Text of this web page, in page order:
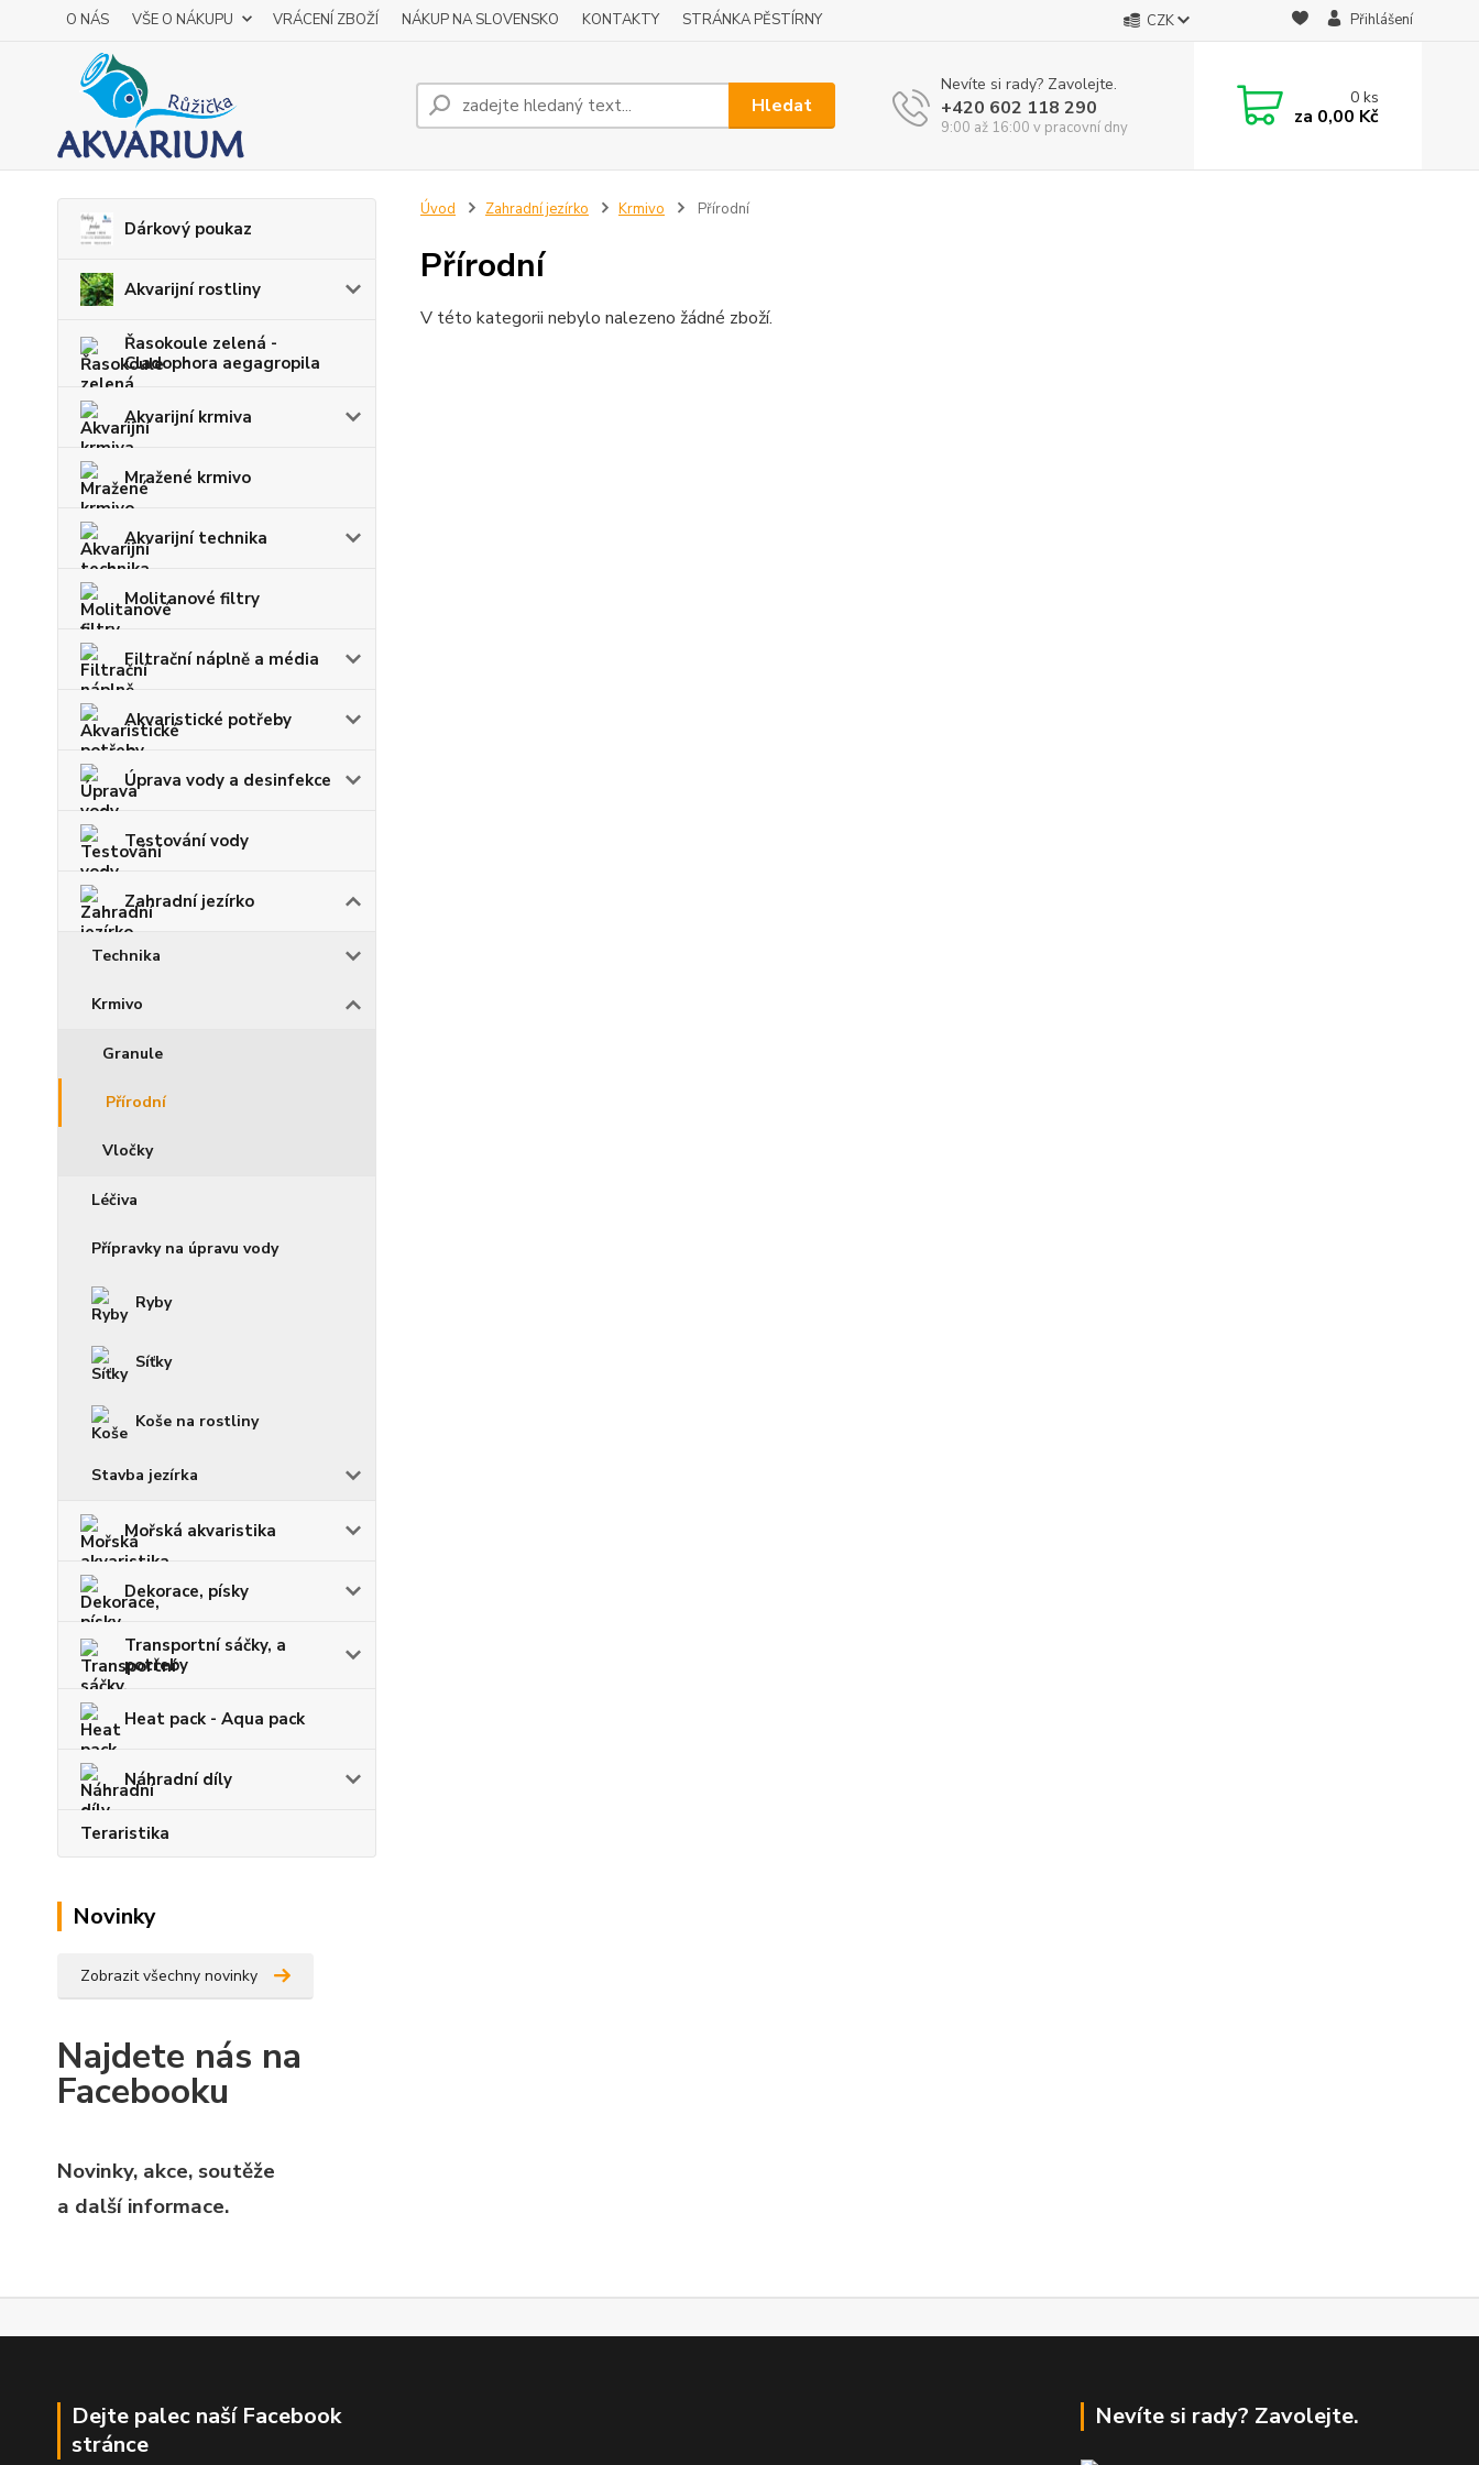
O NÁS VŠE O NÁKUPU VRÁCENÍ ZBOŽÍ NÁKUP NA SLOVENSKO KONTAKTY STRÁNKA PĚSTÍRNY CZK Přihlášení
Hledat
Nevíte si rady? Zavolejte.
+420 602 118 290
9:00 až 16:00 v pracovní dny
0ks
za 0,00 Kč
Dárkový poukaz
Akvarijní rostliny
Řasokoule zelená -
Cladophora aegagropila
Akvarijní krmiva
Mražené krmivo
Akvarijní technika
Molitanové filtry
Filtrační náplně a média
Akvaristické potřeby
Úprava vody a desinfekce
Testování vody
Zahradní jezírko
Technika
Krmivo
Granule
Přírodní
Vločky
Léčiva
Přípravky na úpravu vody
Ryby
Síťky
Koše na rostliny
Stavba jezírka
Mořská akvaristika
Dekorace, písky
Transportní sáčky, a
potřeby
Heat pack - Aqua pack
Náhradní díly
Teraristika
Novinky
Zobrazit všechny novinky
Najdete nás na
Facebooku
Novinky, akce, soutěže
a další informace.
Úvod Zahradní jezírko Krmivo Přírodní
Přírodní
V této kategorii nebylo nalezeno žádné zboží.
Dejte palec naší Facebook
stránce
Nevíte si rady? Zavolejte.